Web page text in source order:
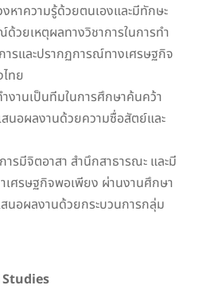
หาความรู้ด้วยตนเองและมีทักษะ
ด้วยเหตุผลทางวิชาการในการทำ
ารและปรากฏการณ์ทางเศรษฐกิจ
ทย
งานเป็นทีมในการศึกษาค้นคว้า
สนอผลงานด้วยความซื่อสัตย์และ
รมีจิตอาสา สำนึกสาธารณะ และมี
ศรษฐกิจพอเพียง ผ่านงานศึกษา
สนอผลงานด้วยกระบวนการกลุ่ม